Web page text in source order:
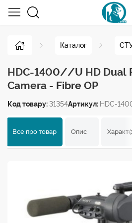
Каталог
HDC-1400//U HD Dual
Camera - Fibre OP
Код товару: 31354Артикул: HDC-
Все про товар Опис